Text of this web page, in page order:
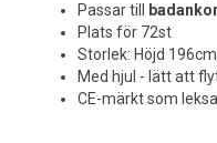
Passar till
badankor
Plats för 72st
Storlek: Höjd
Med hjul - lätt att
CE-märkt som